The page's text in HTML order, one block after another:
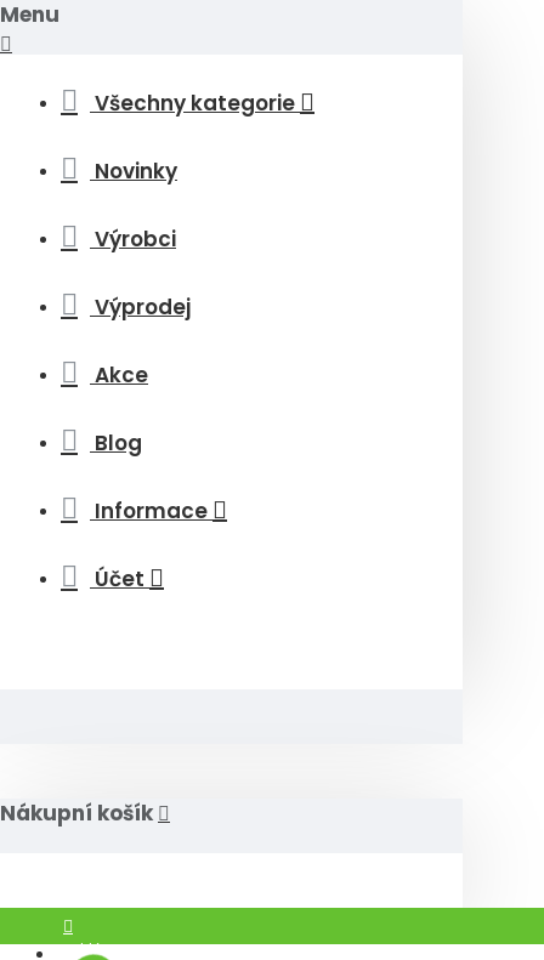
Menu
Všechny kategorie
Novinky
Výrobci
Výprodej
Akce
Blog
Informace
Účet
Nákupní košík
Přihlásit